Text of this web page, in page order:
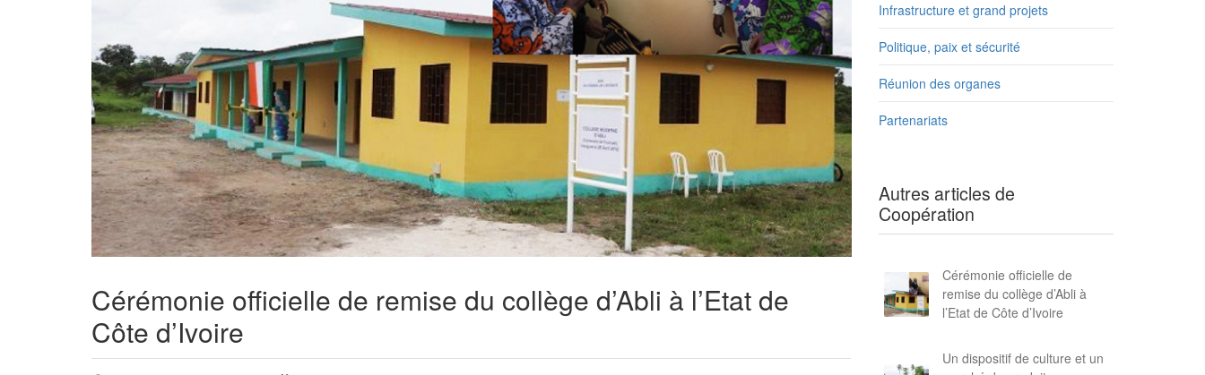
Cérémonie officielle de remise du collège d’Abli à l’Etat de
Côte d’Ivoire
Infrastructure et grand projets
Politique, paix et sécurité
Réunion des organes
Partenariats
Autres articles de
Coopération
Cérémonie officielle de
remise du collège d’Abli à
l’Etat de Côte d’Ivoire
Un dispositif de culture et un